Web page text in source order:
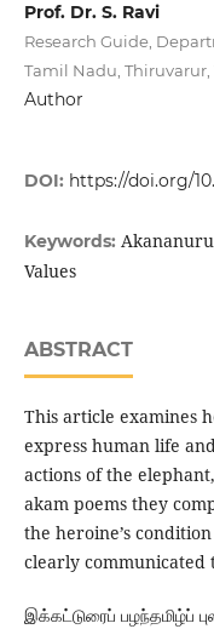
Prof. Dr. S. Ravi
Research Guide,
Tamil Nadu, Thiruvarur,
Author
DOI: https://doi.org/
Keywords:
Values
ABSTRACT
This article examines
express human life
actions of the
akam poems they
the heroine’s
clearly communicated
இக்கட்டுரைப் பழந்தமிழ்ப்